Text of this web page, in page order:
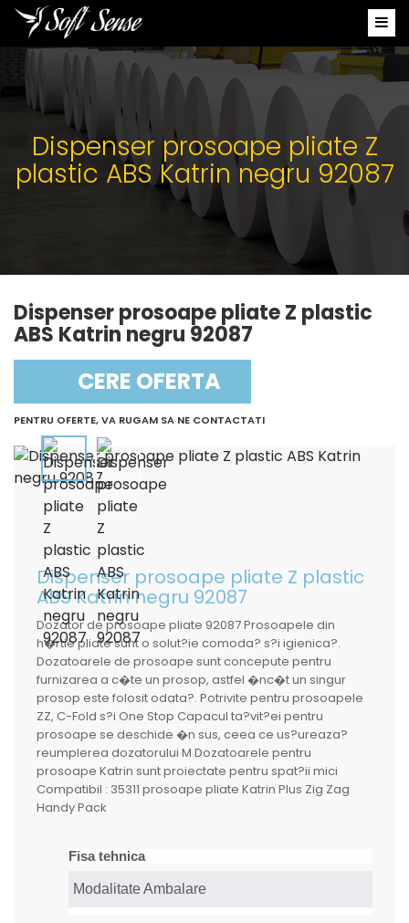
Dispenser prosoape pliate Z
plastic ABS Katrin negru 92087
Dispenser prosoape pliate Z plastic
ABS Katrin negru 92087
CERE OFERTA
PENTRU OFERTE, VA RUGAM SA NE CONTACTATI
Dispenser prosoape pliate Z plastic
ABS Katrin negru 92087
Dozator de prosoape pliate 92087 Prosoapele din
h�rtie pliate sunt o solut?ie comoda? s?i igienica?.
Dozatoarele de prosoape sunt concepute pentru
furnizarea a c�te un prosop, astfel �nc�t un singur
prosop este folosit odata?. Potrivite pentru prosoapele
ZZ, C-Fold s?i One Stop Capacul ta?vit?ei pentru
prosoape se deschide �n sus, ceea ce us?ureaza?
reumplerea dozatorului M Dozatoarele pentru
prosoape Katrin sunt proiectate pentru spat?ii mici
Compatibil : 35311 prosoape pliate Katrin Plus Zig Zag
Handy Pack
Fisa tehnica
Modalitate Ambalare